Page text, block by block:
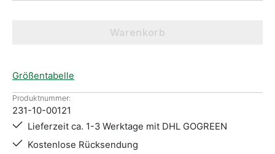
Warenkorb
Größentabelle
Produktnummer:
231-10-00121
Lieferzeit ca. 1-3 Werktage mit DHL GOGREEN
Kostenlose Rücksendung